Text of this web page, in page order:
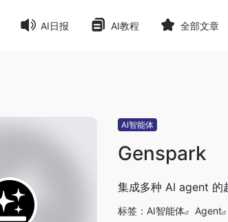
AI日报 AI教程 全部文章
AI智能体
Genspark
集成多种 AI agent 的
标签： AI智能体 Agent